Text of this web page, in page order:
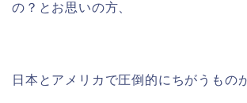
の？とお思いの方、
日本とアメリカで圧倒的にちがうもの